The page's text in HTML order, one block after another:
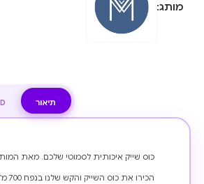
מותג:
תיאור
כוס שייק איכותית לסמוטי שלכם. מאת